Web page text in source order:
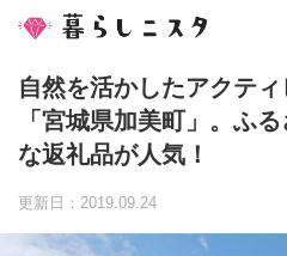
自然を活かしたアクテ
「宮城県加美町」。ふ
な返礼品が人気！
更新日：2019.09.24